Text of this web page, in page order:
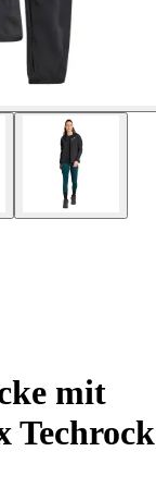
mit
Techrock